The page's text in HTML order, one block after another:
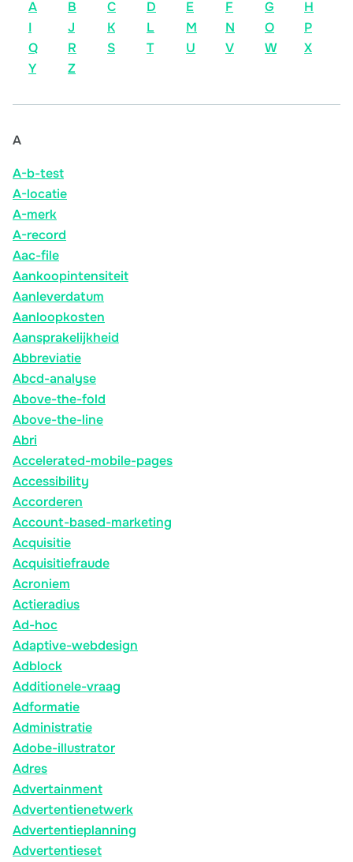
A B C D E F G
H
I
J K L M N O
P
Q
R S T U V W
X
Y
Z
A
A-b-test
A-locatie
A-merk
A-record
Aac-file
Aankoopintensiteit
Aanleverdatum
Aanloopkosten
Aansprakelijkheid
Abbreviatie
Abcd-analyse
Above-the-fold
Above-the-line
Abri
Accelerated-mobile-pages
Accessibility
Accorderen
Account-based-marketing
Acquisitie
Acquisitiefraude
Acroniem
Actieradius
Ad-hoc
Adaptive-webdesign
Adblock
Additionele-vraag
Adformatie
Administratie
Adobe-illustrator
Adres
Advertainment
Advertentienetwerk
Advertentieplanning
Advertentieset